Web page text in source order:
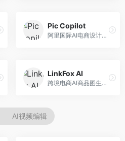
Pic Copilot
阿里国际AI电商设计工具，专注于跨境电商。面向跨境电商卖家，提供商品图优化、营销海报生成、多语言适配等服务，海外市场适配性强。
LinkFox AI
跨境电商AI商品图生成工具。面向跨境电商卖家，支持多语言商品图生成、模特替换、场景优化等服务，适配海外电商平台需求。
AI视频编辑